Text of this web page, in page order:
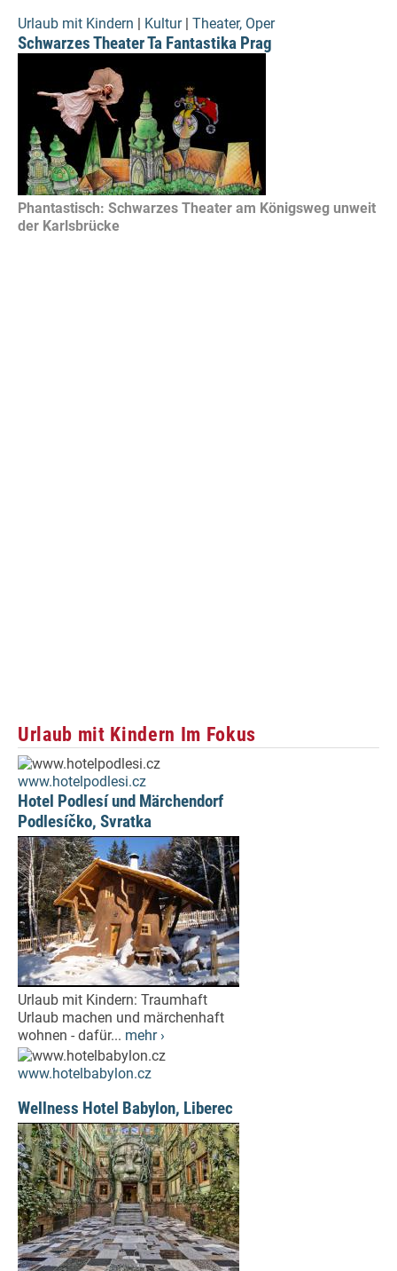
Urlaub mit Kindern | Kultur| Theater, Oper
Schwarzes Theater Ta Fantastika Prag
Phantastisch: Schwarzes Theater am Königsweg unweit
der Karlsbrücke
Urlaub mit Kindern Im Fokus
www.hotelpodlesi.cz
Hotel Podlesí und Märchendorf
Podlesíčko, Svratka
Urlaub mit Kindern: Traumhaft
Urlaub machen und märchenhaft
wohnen - dafür... mehr ›
www.hotelbabylon.cz
Wellness Hotel Babylon, Liberec